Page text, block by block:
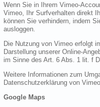
Wenn Sie in Ihrem Vimeo-
Vimeo, Ihr Surfverhalten direkt
können Sie verhindern, indem
ausloggen.
Die Nutzung von Vimeo erfolgt
Darstellung unserer Online-
im Sinne des Art. 6 Abs. 1 lit. f
Weitere Informationen zum
Datenschutzerklärung von
Google Maps